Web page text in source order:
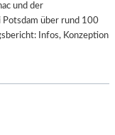
und der
Potsdam über rund 100
Infos, Konzeption